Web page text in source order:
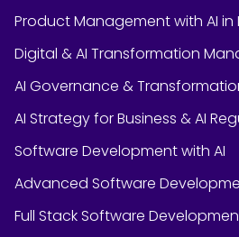
Product Management with AI in
Digital & AI Transformation
AI Governance &
AI Strategy for Business & AI
Software Development with AI
Advanced Software
Full Stack Software